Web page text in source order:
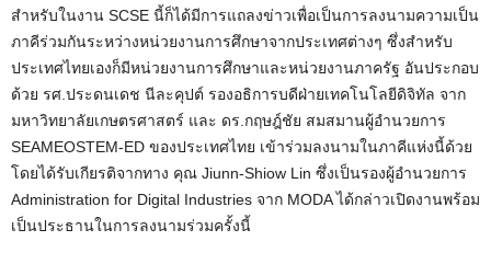
สำหรับในงาน SCSE นี้ก็ได้มีการแถลงข่าวเพื่อเป็นการลงนามความเป็น
ภาคีร่วมกันระหว่างหน่วยงานการศึกษาจากประเทศต่างๆ ซึ่งสำหรับ
ประเทศไทยเองก็มีหน่วยงานการศึกษาและหน่วยงานภาครัฐ อันประกอบ
ด้วย รศ.ประดนเดช นีละคุปต์ รองอธิการบดีฝ่ายเทคโนโลยีดิจิทัล จาก
มหาวิทยาลัยเกษตรศาสตร์ และ ดร.กฤษฎ์ชัย สมสมานผู้อำนวยการ
SEAMEOSTEM-ED ของประเทศไทย เข้าร่วมลงนามในภาคีแห่งนี้ด้วย
โดยได้รับเกียรติจากทาง คุณ Jiunn-Shiow Lin ซึ่งเป็นรองผู้อำนวยการ
Administration for Digital Industries จาก MODA ได้กล่าวเปิดงานพร้อม
เป็นประธานในการลงนามร่วมครั้งนี้